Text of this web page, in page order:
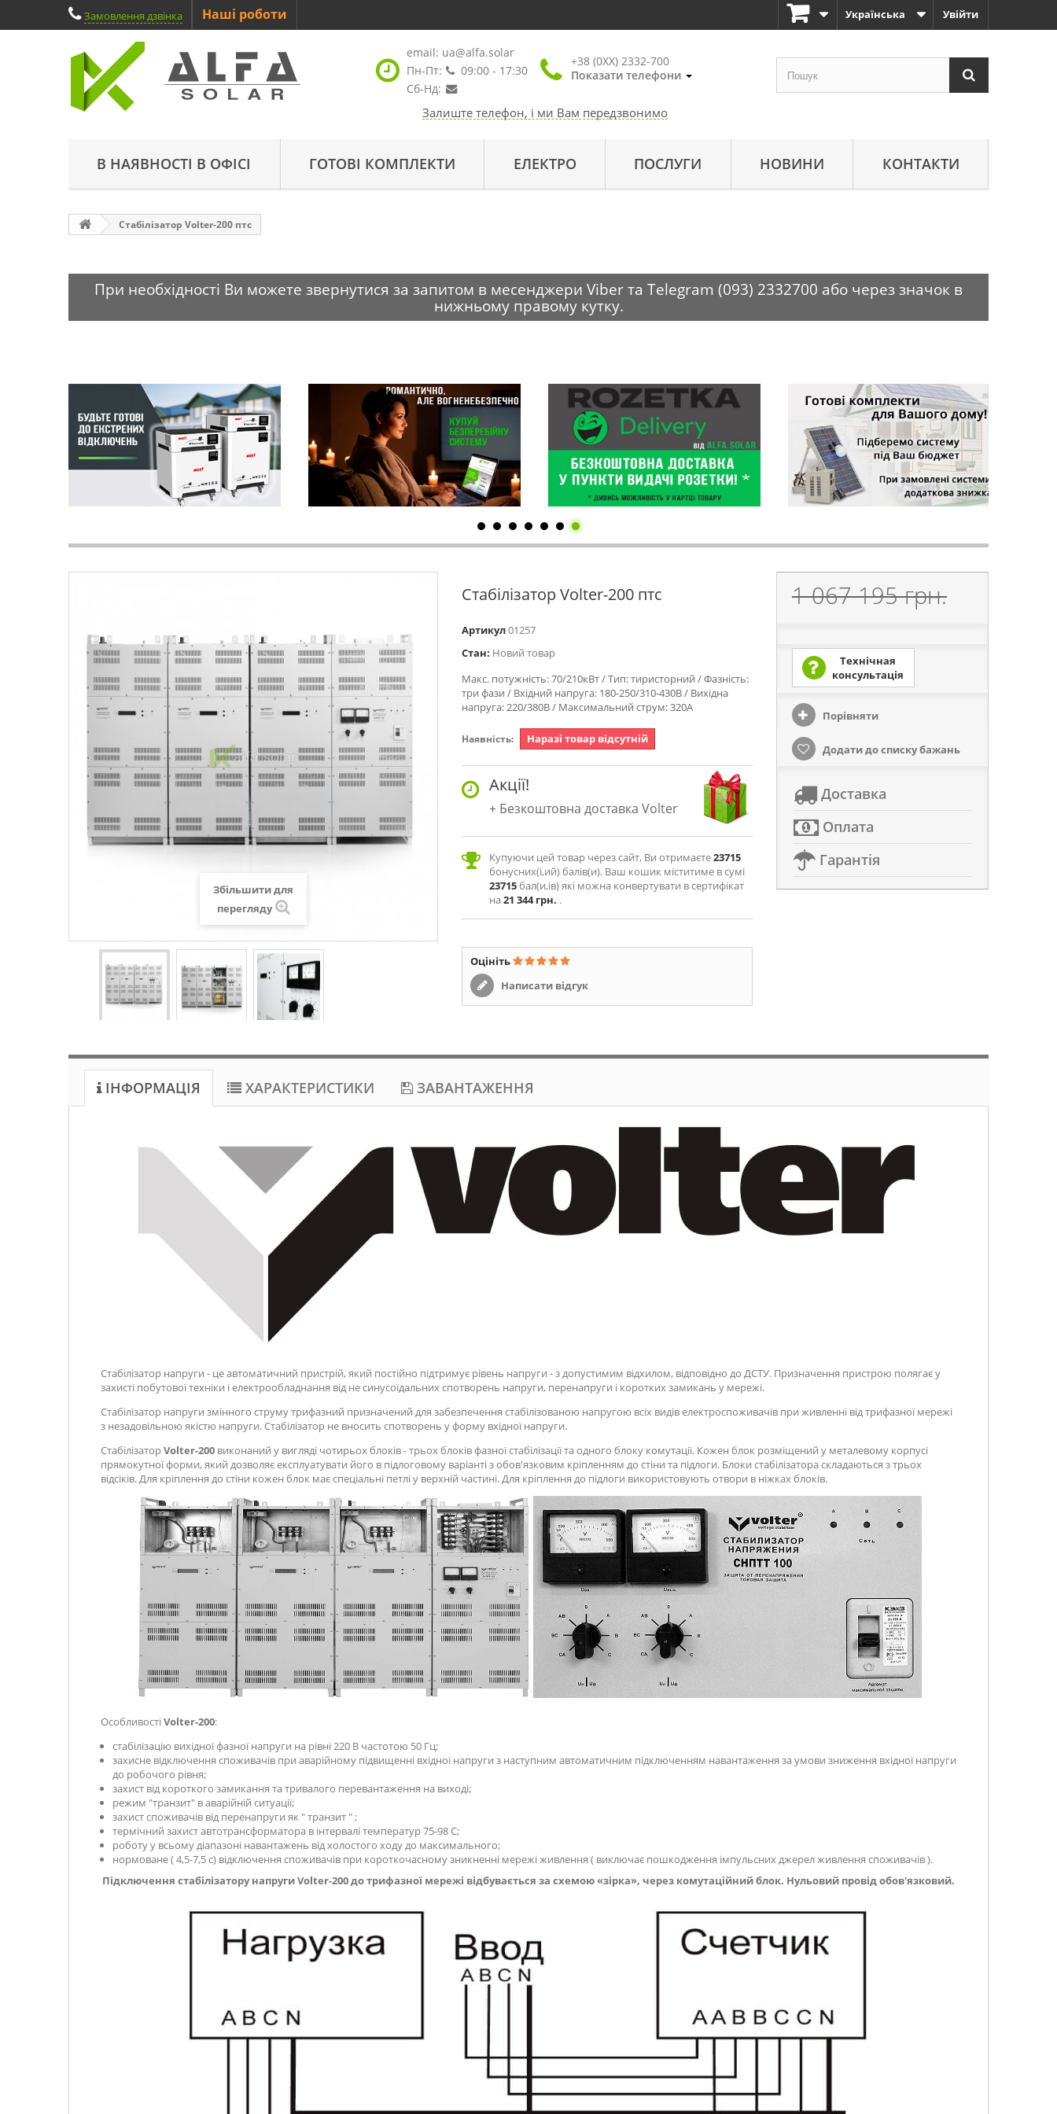
Увійти
Українська
Замовлення дзвінка Наші роботи
email: ua@alfa.solar
Пн-Пт:
09:00 - 17:30
Сб-Нд:
+38 (0XX) 2332-700
Показати телефони
Залиште телефон, і ми Вам передзвонимо
В НАЯВНОСТІ В ОФІСІ ГОТОВІ КОМПЛЕКТИ ЕЛЕКТРО ПОСЛУГИ НОВИНИ КОНТАКТИ
Стабілізатор Volter-200 птс
При необхідності Ви можете звернутися за запитом в месенджери Viber та Telegram (093) 2332700 або через значок в
нижньому правому кутку.
Збільшити для
перегляду
Стабілізатор Volter-200 птс
Артикул01257
Стан: Новий товар
Макс. потужність: 70/210кВт / Тип: тиристорний / Фазність:
три фази / Вхідний напруга: 180-250/310-430В / Вихідна
напруга: 220/380В / Максимальний струм: 320А
Наявність: Наразі товар відсутній
Акції!
Безкоштовна доставка Volter
Купуючи цей товар через сайт, Ви отримаєте23715
бонусних(і,ий) балів(и). Ваш кошик міститиме в сумі
23715бал(и,ів) які можна конвертувати в сертифікат
на21 344 грн. .
Оцініть
Написати відгук
1 067 195 грн.
Технічная
консультація
Порівняти
Додати до списку бажань
Доставка
Оплата
Гарантія
ІНФОРМАЦІЯ ХАРАКТЕРИСТИКИ ЗАВАНТАЖЕННЯ
Стабілізатор напруги - це автоматичний пристрій, який постійно підтримує рівень напруги - з допустимим відхилом, відповідно до ДСТУ. Призначення пристрою полягає у
захисті побутової техніки і електрообладнання від не синусоїдальних спотворень напруги, перенапруги і коротких замикань у мережі.
Стабілізатор напруги змінного струму трифазний призначений для забезпечення стабілізованою напругою всіх видів електроспоживачів при живленні від трифазної мережі
з незадовільною якістю напруги. Стабілізатор не вносить спотворень у форму вхідної напруги.
СтабілізаторVolter-200 виконаний у вигляді чотирьох блоків - трьох блоків фазної стабілізації та одного блоку комутації. Кожен блок розміщений у металевому корпусі
прямокутної форми, який дозволяє експлуатувати його в підлоговому варіанті з обов'язковим кріпленням до стіни та підлоги. Блоки стабілізатора складаються з трьох
відсіків. Для кріплення до стіни кожен блок має спеціальні петлі у верхній частині. Для кріплення до підлоги використовують отвори в ніжках блоків.
ОсобливостіVolter-200:
стабілізацію вихідної фазної напруги на рівні 220 В частотою 50 Гц;
захисне відключення споживачів при аварійному підвищенні вхідної напруги з наступним автоматичним підключенням навантаження за умови зниження вхідної напруги
до робочого рівня;
захист від короткого замикання та тривалого перевантаження на виході;
режим "транзит" в аварійній ситуації;
захист споживачів від перенапруги як " транзит " ;
термічний захист автотрансформатора в інтервалі температур 75-98 С;
роботу у всьому діапазоні навантажень від холостого ходу до максимального;
нормоване ( 4,5-7,5 с) відключення споживачів при короткочасному зникненні мережі живлення ( виключає пошкодження імпульсних джерел живлення споживачів ).
Підключення стабілізатору напругиVolter-200до трифазної мережі відбувається за схемою «зірка», через комутаційний блок. Нульовий провід обов'язковий.